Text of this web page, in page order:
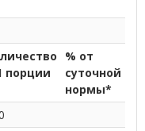
порции
% от
суточной
нормы*